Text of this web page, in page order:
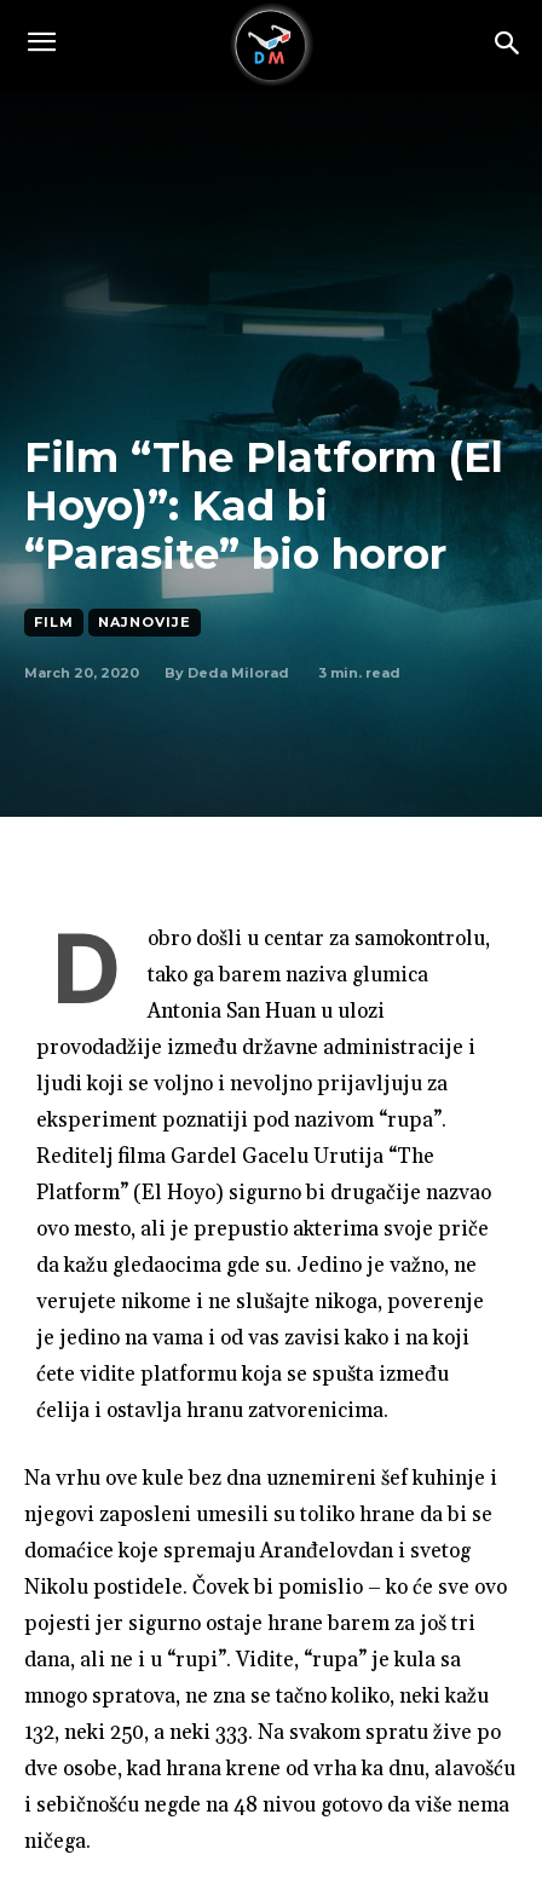
Film “The Platform (El
Hoyo)”: Kad bi
“Parasite” bio horor
FILM NAJNOVIJE
March 20, 2020 By Deda Milorad 3 min. read
D
obro došli u centar za samokontrolu,
tako ga barem naziva glumica
Antonia San Huan u ulozi
provodadžije između državne administracije i
ljudi koji se voljno i nevoljno prijavljuju za
eksperiment poznatiji pod nazivom “rupa”.
Reditelj filma Gardel Gacelu Urutija “The
Platform” (El Hoyo) sigurno bi drugačije nazvao
ovo mesto, ali je prepustio akterima svoje priče
da kažu gledaocima gde su. Jedino je važno, ne
verujete nikome i ne slušajte nikoga, poverenje
je jedino na vama i od vas zavisi kako i na koji
ćete vidite platformu koja se spušta između
ćelija i ostavlja hranu zatvorenicima.
Na vrhu ove kule bez dna uznemireni šef kuhinje i
njegovi zaposleni umesili su toliko hrane da bi se
domaćice koje spremaju Aranđelovdan i svetog
Nikolu postidele. Čovek bi pomislio – ko će sve ovo
pojesti jer sigurno ostaje hrane barem za još tri
dana, ali ne i u “rupi”. Vidite, “rupa” je kula sa
mnogo spratova, ne zna se tačno koliko, neki kažu
132, neki 250, a neki 333. Na svakom spratu žive po
dve osobe, kad hrana krene od vrha ka dnu, alavošću
i sebičnošću negde na 48 nivou gotovo da više nema
ničega.